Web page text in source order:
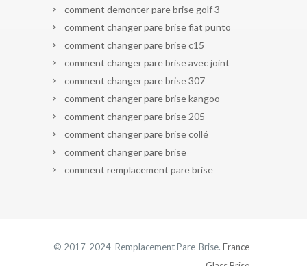
comment demonter pare brise golf 3
comment changer pare brise fiat punto
comment changer pare brise c15
comment changer pare brise avec joint
comment changer pare brise 307
comment changer pare brise kangoo
comment changer pare brise 205
comment changer pare brise collé
comment changer pare brise
comment remplacement pare brise
© 2017-2024 Remplacement Pare-Brise. France